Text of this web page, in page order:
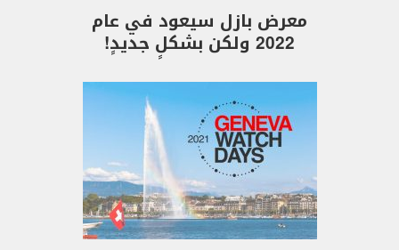
معرض بازل سيعود في عام
2022 ولكن بشكلٍ جديدٍ!